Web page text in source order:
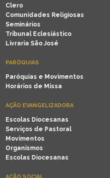
Clero
Comunidades Religiosas
Seminários
Tribunal Eclesiástico
Livraria São José
PARÓQUIAS
Paróquias e Movimentos
Horários de Missa
AÇÃO EVANGELIZADORA
Escolas Diocesanas
Serviços de Pastoral
Movimentos
Organismos
Escolas Diocesanas